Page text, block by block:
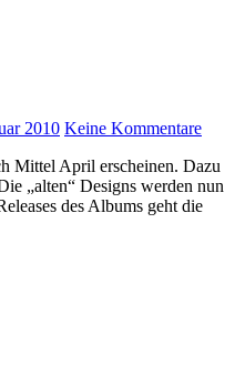
2010 Keine Kommentare
„alten“ Designs werden nun
des Albums geht die